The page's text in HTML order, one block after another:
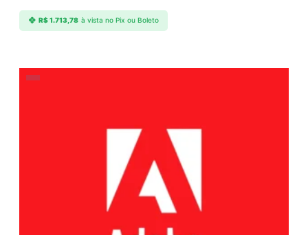
R$1.713,78 à vista no Pix ou Boleto